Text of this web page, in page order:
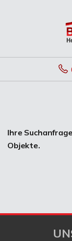
Ihre
Objekte.